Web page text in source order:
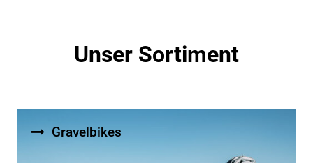
Unser Sortiment
Gravelbikes